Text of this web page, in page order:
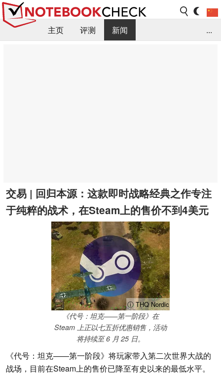
主页 评测
新闻
...
交易 | 回归本源：这款即时战略经典之作专注
于纯粹的战术，在Steam上的售价不到4美元
ⓘ THQ Nordic
《代号：坦克——第一阶段》在
Steam 上正以七五折优惠销售，活动
将持续至 6 月 25 日。
《代号：坦克——第一阶段》将玩家带入第二次世界大战的
战场，目前在Steam上的售价已降至有史以来的最低水平。